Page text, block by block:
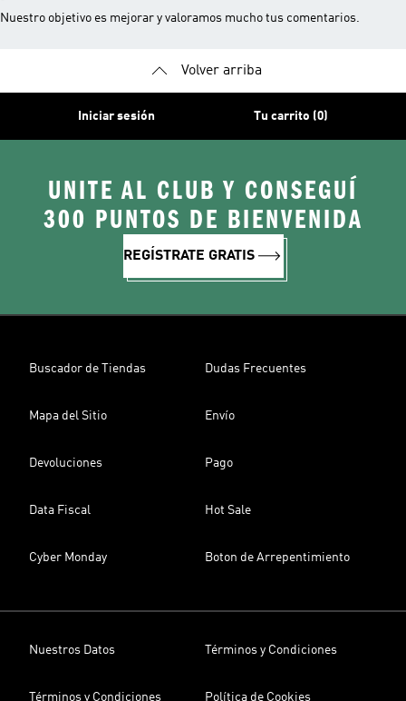
Nuestro objetivo es mejorar y valoramos mucho tus comentarios.
Volver arriba
Iniciar sesión Tu carrito (0)
UNITE AL CLUB Y CONSEGUÍ
300 PUNTOS DE BIENVENIDA
REGÍSTRATE GRATIS
Buscador de Tiendas Dudas Frecuentes
Mapa del Sitio Envío
Devoluciones Pago
Data Fiscal Hot Sale
Cyber Monday Boton de Arrepentimiento
Nuestros Datos Términos y Condiciones
Términos y Condiciones Política de Cookies